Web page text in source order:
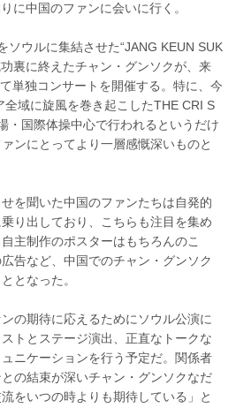
に中国のファンに会いに行く。
ソウルに集結させた“JANG KEUN SUK
裏に終えたチャン・グンソクが、来
単独コンサートを開催する。特に、今
全域に旋風を巻き起こしたTHE CRI S
・国際体操中心で行われるというだけ
ンにとってより一層感慨深いものと
を聞いた中国のファンたちは自発的
り出しており、こちらも注目を集め
主制作のポスターはもちろんのこ
告など、中国でのチャン・グンソク
となった。
の期待に応えるためにソウル公演に
トとステージ演出、正直なトークな
ニケーションを行う予定だ。関係者
の結束が深いチャン・グンソクなだ
をいつの時よりも期待している」と